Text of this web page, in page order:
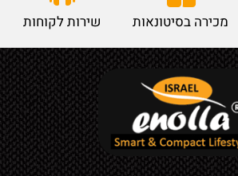
מכירה בסיטונאות שירות לקוחות